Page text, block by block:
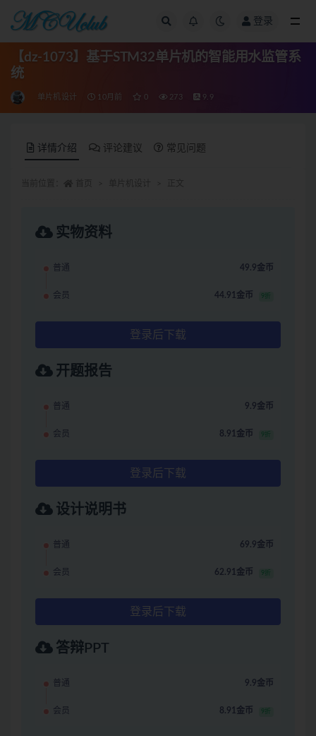
登录
【dz-1073】基于STM32单片机的智能用水监管系
统
单片机设计 10月前 0 273 9.9
详情介绍 评论建议 常见问题
实物资料
普通 49.9金币
会员 44.91金币 9折
登录后下载
开题报告
普通 9.9金币
会员 8.91金币 9折
登录后下载
设计说明书
普通 69.9金币
会员 62.91金币 9折
登录后下载
答辩PPT
普通 9.9金币
会员 8.91金币 9折